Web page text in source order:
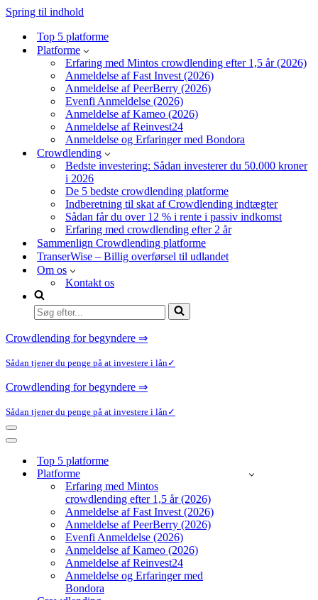
Spring til indhold
Top 5 platforme
Platforme
Erfaring med Mintos crowdlending efter 1,5 år (2026)
Anmeldelse af Fast Invest (2026)
Anmeldelse af PeerBerry (2026)
Evenfi Anmeldelse (2026)
Anmeldelse af Kameo (2026)
Anmeldelse af Reinvest24
Anmeldelse og Erfaringer med Bondora
Crowdlending
Bedste investering: Sådan investerer du 50.000 kroner
i 2026
De 5 bedste crowdlending platforme
Indberetning til skat af Crowdlending indtægter
Sådan får du over 12 % i rente i passiv indkomst
Erfaring med crowdlending efter 2 år
Sammenlign Crowdlending platforme
TranserWise – Billig overførsel til udlandet
Om os
Kontakt os
Søg
efter...
Crowdlending for begyndere ⇒
Sådan tjener du penge på at investere i lån✓
Crowdlending for begyndere ⇒
Sådan tjener du penge på at investere i lån✓
Navigation
menu
Navigation
Top 5 platforme
Platforme
Erfaring med Mintos
crowdlending efter 1,5 år (2026)
Anmeldelse af Fast Invest (2026)
Anmeldelse af PeerBerry (2026)
Evenfi Anmeldelse (2026)
Anmeldelse af Kameo (2026)
Anmeldelse af Reinvest24
Anmeldelse og Erfaringer med
Bondora